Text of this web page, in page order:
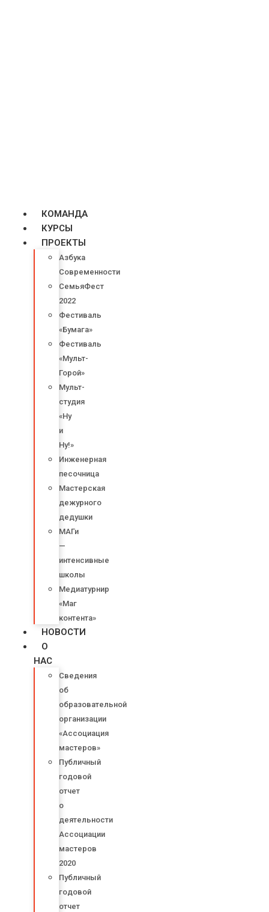
КОМАНДА
КУРСЫ
ПРОЕКТЫ
Азбука
Современности
СемьяФест
2022
Фестиваль
«Бумага»
Фестиваль
«Мульт-
Горой»
Мульт-
студия
«Ну
и
Ну!»
Инженерная
песочница
Мастерская
дежурного
дедушки
МАГи
—
интенсивные
школы
Медиатурнир
«Маг
контента»
НОВОСТИ
О
НАС
Сведения
об
образовательной
организации
«Ассоциация
мастеров»
Публичный
годовой
отчет
о
деятельности
Ассоциации
мастеров
2020
Публичный
годовой
отчет